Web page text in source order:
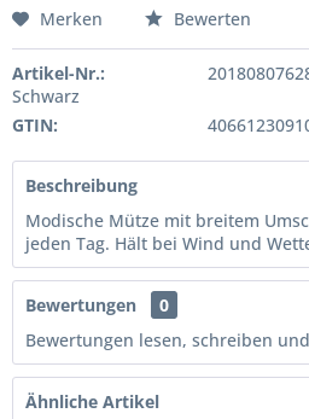
Merken Bewerten
Artikel-Nr.:
Schwarz
GTIN:
Beschreibung
Modische Mütze mit breitem
jeden Tag. Hält bei Wind und
Bewertungen
0
Bewertungen lesen, schreiben
Ähnliche Artikel